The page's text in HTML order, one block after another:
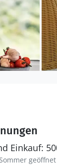
Haus
von der
und den
täglich
Sitzen in
Einkauf:
geöffnet